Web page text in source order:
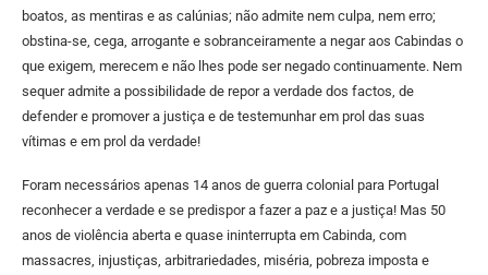
boatos, as mentiras e as calúnias; não admite nem culpa, nem erro;
obstina-se, cega, arrogante e sobranceiramente a negar aos Cabindas o
que exigem, merecem e não lhes pode ser negado continuamente. Nem
sequer admite a possibilidade de repor a verdade dos factos, de
defender e promover a justiça e de testemunhar em prol das suas
vítimas e em prol da verdade!
Foram necessários apenas 14 anos de guerra colonial para Portugal
reconhecer a verdade e se predispor a fazer a paz e a justiça! Mas 50
anos de violência aberta e quase ininterrupta em Cabinda, com
massacres, injustiças, arbitrariedades, miséria, pobreza imposta e